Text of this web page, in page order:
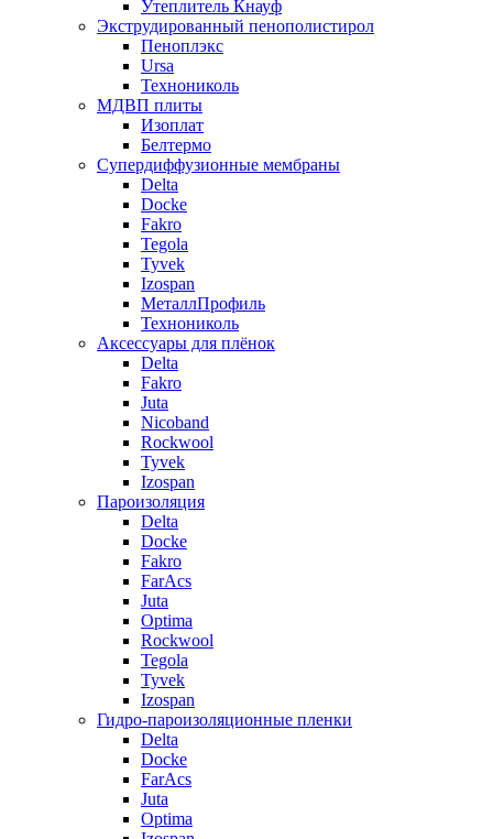
Утеплитель Кнауф
Экструдированный пенополистирол
Пеноплэкс
Ursa
Технониколь
МДВП плиты
Изоплат
Белтермо
Супердиффузионные мембраны
Delta
Docke
Fakro
Tegola
Tyvek
Izospan
МеталлПрофиль
Технониколь
Аксессуары для плёнок
Delta
Fakro
Juta
Nicoband
Rockwool
Tyvek
Izospan
Пароизоляция
Delta
Docke
Fakro
FarAcs
Juta
Optima
Rockwool
Tegola
Tyvek
Izospan
Гидро-пароизоляционные пленки
Delta
Docke
FarAcs
Juta
Optima